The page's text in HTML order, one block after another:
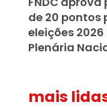
de 20 pontos
eleições
Plenária
mais